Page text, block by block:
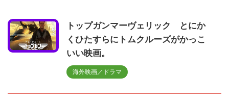
トップガンマーヴェリック とにか
くひたすらにトムクルーズがかっこ
いい映画。
海外映画／ドラマ